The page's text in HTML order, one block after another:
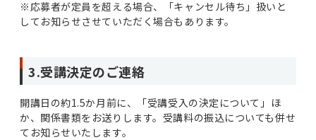
※応募者が定員を超える場合、「キャンセル待ち」扱いと
してお知らせさせていただく場合もあります。
3.受講決定のご連絡
開講日の約1.5か月前に、「受講受入の決定について」ほ
か、関係書類をお送りします。受講料の振込についても併せ
てお知らせいたします。